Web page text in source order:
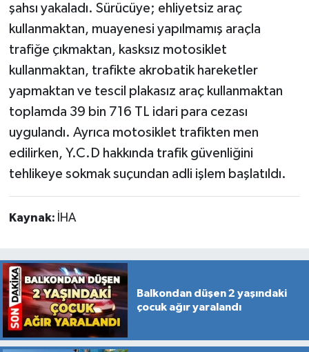
şahsı yakaladı. Sürücüye; ehliyetsiz araç
kullanmaktan, muayenesi yapılmamış araçla
trafiğe çıkmaktan, kasksız motosiklet
kullanmaktan, trafikte akrobatik hareketler
yapmaktan ve tescil plakasız araç kullanmaktan
toplamda 39 bin 716 TL idari para cezası
uygulandı. Ayrıca motosiklet trafikten men
edilirken, Y.C.D hakkında trafik güvenliğini
tehlikeye sokmak suçundan adli işlem başlatıldı.
Kaynak: İHA
Balkondan düşen 2 yaşındaki
çocuk ağır yaralandı